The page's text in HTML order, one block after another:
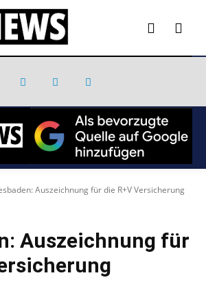
Auszeichnung für die R+V Versicherung
Auszeichnung für